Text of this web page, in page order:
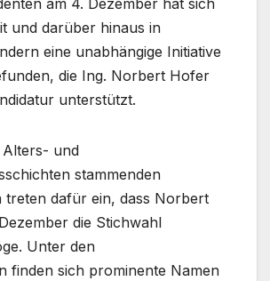
am 4. Dezember hat sich
und darüber hinaus in
eine unabhängige Initiative
die Ing. Norbert Hofer
unterstützt.
Alters- und
stammenden
treten dafür ein, dass Norbert
die Stichwahl
Unter den
finden sich prominente Namen